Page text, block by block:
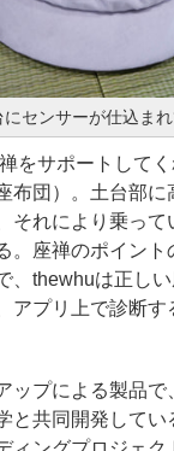
センサーが仕込ま
をサポートして
布団）。土台部
それにより乗って
。座禅のポイント
、thewhuは正し
アプリ上で診断す
ップによる製品で
と共同開発して